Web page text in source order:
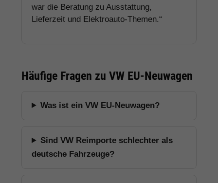
war die Beratung zu Ausstattung,
Lieferzeit und Elektroauto-Themen.“
Häufige Fragen zu VW EU-Neuwagen
Was ist ein VW EU-Neuwagen?
Sind VW Reimporte schlechter als
deutsche Fahrzeuge?